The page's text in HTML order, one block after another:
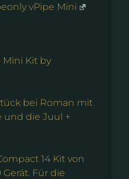
vPipe Mini
Mini Kit by
bei Roman mit
und die Juul +
14 Kit von
Für die